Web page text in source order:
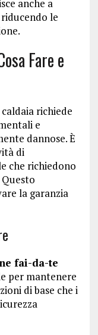
anche a
le
Fare e
richiede
e
dannose. È
di
che richiedono
la garanzia
fai-da-te
per mantenere
di base che i